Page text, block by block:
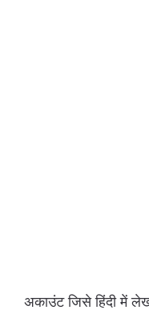
अकाउंट जिसे हिंदी में